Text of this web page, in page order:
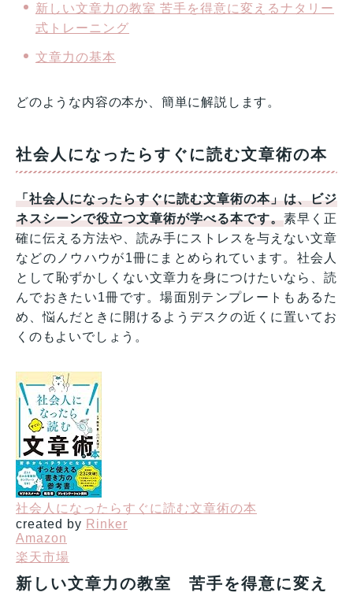
新しい文章力の教室 苦手を得意に変えるナタリー
式トレーニング
文章力の基本
どのような内容の本か、簡単に解説します。
社会人になったらすぐに読む文章術の本
「社会人になったらすぐに読む文章術の本」は、ビジ
ネスシーンで役立つ文章術が学べる本です。素早く正
確に伝える方法や、読み手にストレスを与えない文章
などのノウハウが1冊にまとめられています。社会人
として恥ずかしくない文章力を身につけたいなら、読
んでおきたい1冊です。場面別テンプレートもあるた
め、悩んだときに開けるようデスクの近くに置いてお
くのもよいでしょう。
社会人になったらすぐに読む文章術の本
created by Rinker
Amazon
楽天市場
新しい文章力の教室 苦手を得意に変え